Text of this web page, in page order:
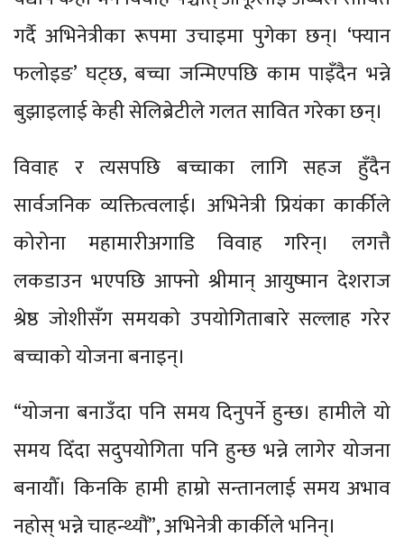
गर्दै अभिनेत्रीका रूपमा उचाइमा पुगेका छन्। ‘फ्यान
फलोइङ’ घट्छ, बच्चा जन्मिएपछि काम पाइँदैन भन्ने
बुझाइलाई केही सेलिब्रेटीले गलत सावित गरेका छन्।
विवाह र त्यसपछि बच्चाका लागि सहज हुँदैन
सार्वजनिक व्यक्तित्वलाई। अभिनेत्री प्रियंका कार्कीले
कोरोना महामारीअगाडि विवाह गरिन्। लगत्तै
लकडाउन भएपछि आफ्नो श्रीमान् आयुष्मान देशराज
श्रेष्ठ जोशीसँग समयको उपयोगिताबारे सल्लाह गरेर
बच्चाको योजना बनाइन्।
“योजना बनाउँदा पनि समय दिनुपर्ने हुन्छ। हामीले यो
समय दिँदा सदुपयोगिता पनि हुन्छ भन्ने लागेर योजना
बनायौँ। किनकि हामी हाम्रो सन्तानलाई समय अभाव
नहोस् भन्ने चाहन्थ्यौं”, अभिनेत्री कार्कीले भनिन्।